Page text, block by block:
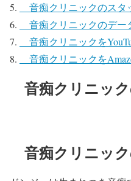
音痴クリニックのスタ
音痴クリニックのデー
音痴クリニックを
音痴クリニックを
音痴クリニッ
音痴クリニッ